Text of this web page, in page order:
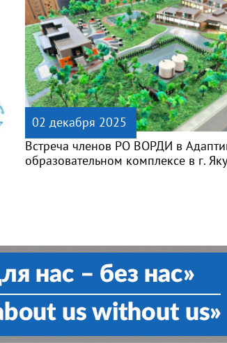
Встреча членов РО ВОРДИ в
образовательном комплексе в г.
02 декабря 2025